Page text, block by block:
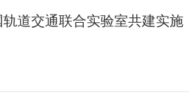
道交通联合实验室共建实施